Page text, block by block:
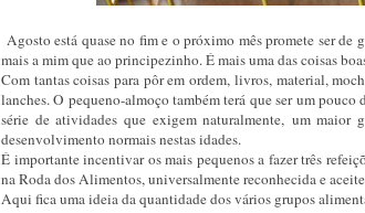
Agosto está quase no fim e o próximo mês promete ser de
mais a mim que ao principezinho. É mais uma das coisas
Com tantas coisas para pôr em ordem, livros, material,
lanches. O pequeno-almoço também terá que ser um
série de atividades que exigem naturalmente, um maior
desenvolvimento normais nestas idades.
É importante incentivar os mais pequenos a fazer três
na Roda dos Alimentos, universalmente reconhecida e
Aqui fica uma ideia da quantidade dos vários grupos